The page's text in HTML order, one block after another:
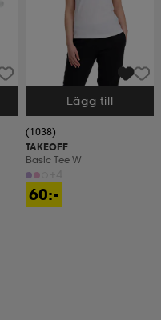
Välj storlek
Lägg till
(1038)
TAKEOFF
Basic Tee W
60:-